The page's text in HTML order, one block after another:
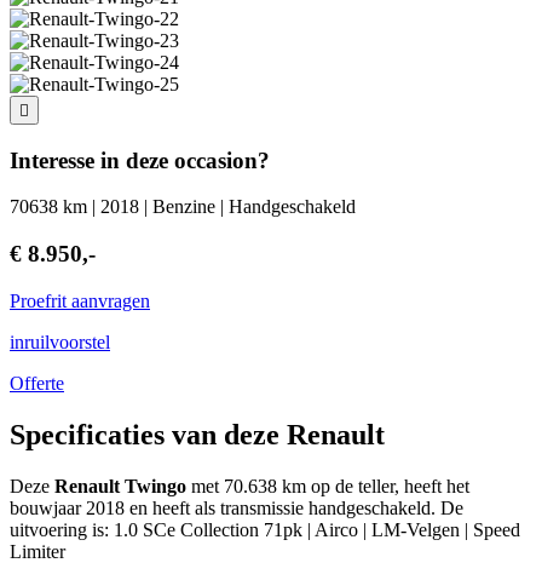
Interesse in deze occasion?
70638 km | 2018 | Benzine | Handgeschakeld
€ 8.950,-
Proefrit aanvragen
inruilvoorstel
Offerte
Specificaties van deze Renault
Deze Renault Twingo met 70.638 km op de teller, heeft het
bouwjaar 2018 en heeft als transmissie handgeschakeld. De
uitvoering is: 1.0 SCe Collection 71pk | Airco | LM-Velgen | Speed
Limiter